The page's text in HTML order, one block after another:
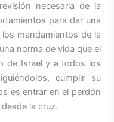
necesaria de la
para dar una
mandamientos de la
norma de vida que el
de Israel y a todos los
cumplir su
es entrar en el perdón
la cruz.